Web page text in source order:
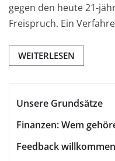
gegen den heute 21-
Freispruch. Ein
WEITERLESEN
Unsere Grundsätze
Finanzen: Wem
Feedback willkommen